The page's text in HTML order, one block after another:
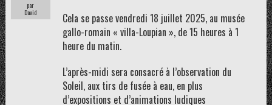
par
David
Cela se passe vendredi 18 juillet 2025, au musée
gallo-romain « villa-Loupian », de 15 heures à 1
heure du matin.
L’après-midi sera consacré à l’observation du
Soleil, aux tirs de fusée à eau, en plus
d’expositions et d’animations ludiques